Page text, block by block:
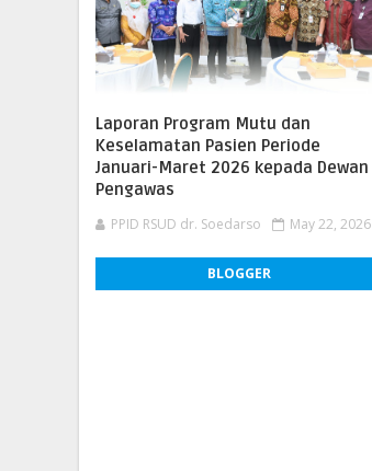
Laporan Program Mutu dan
Keselamatan Pasien Periode
Januari-Maret 2026 kepada Dewan
Pengawas
PPID RSUD dr. Soedarso May 22, 2026
BLOGGER